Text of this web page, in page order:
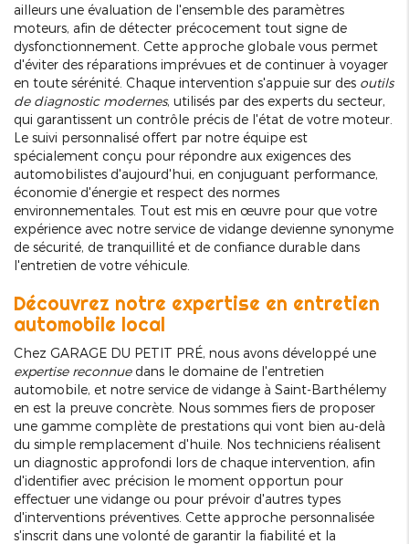
ailleurs une évaluation de l'ensemble des paramètres
moteurs, afin de détecter précocement tout signe de
dysfonctionnement. Cette approche globale vous permet
d'éviter des réparations imprévues et de continuer à voyager
en toute sérénité. Chaque intervention s'appuie sur des outils
de diagnostic modernes, utilisés par des experts du secteur,
qui garantissent un contrôle précis de l'état de votre moteur.
Le suivi personnalisé offert par notre équipe est
spécialement conçu pour répondre aux exigences des
automobilistes d'aujourd'hui, en conjuguant performance,
économie d'énergie et respect des normes
environnementales. Tout est mis en œuvre pour que votre
expérience avec notre service de vidange devienne synonyme
de sécurité, de tranquillité et de confiance durable dans
l'entretien de votre véhicule.
Découvrez notre expertise en entretien
automobile local
Chez GARAGE DU PETIT PRÉ, nous avons développé une
expertise reconnuedans le domaine de l'entretien
automobile, et notre service de vidange à Saint-Barthélemy
en est la preuve concrète. Nous sommes fiers de proposer
une gamme complète de prestations qui vont bien au-delà
du simple remplacement d'huile. Nos techniciens réalisent
un diagnostic approfondi lors de chaque intervention, afin
d'identifier avec précision le moment opportun pour
effectuer une vidange ou pour prévoir d'autres types
d'interventions préventives. Cette approche personnalisée
s'inscrit dans une volonté de garantir la fiabilité et la